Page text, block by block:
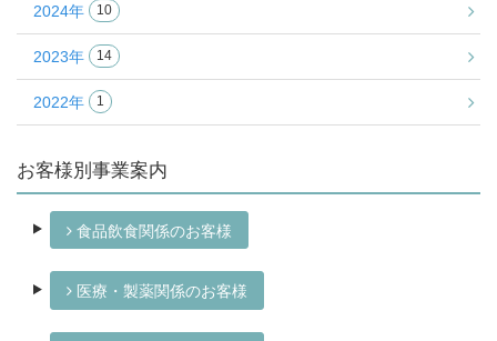
2024年 10
2023年 14
2022年 1
お客様別事業案内
食品飲食関係のお客様
医療・製薬関係のお客様